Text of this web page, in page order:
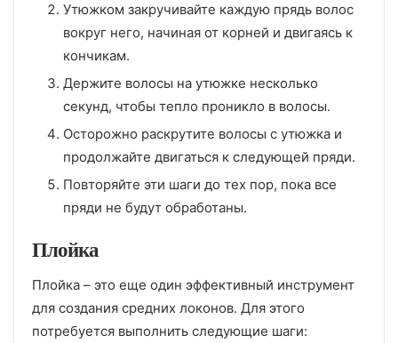
Утюжком закручивайте каждую прядь волос
вокруг него, начиная от корней и двигаясь к
кончикам.
Держите волосы на утюжке несколько
секунд, чтобы тепло проникло в волосы.
Осторожно раскрутите волосы с утюжка и
продолжайте двигаться к следующей пряди.
Повторяйте эти шаги до тех пор, пока все
пряди не будут обработаны.
Плойка
Плойка – это еще один эффективный инструмент
для создания средних локонов. Для этого
потребуется выполнить следующие шаги: